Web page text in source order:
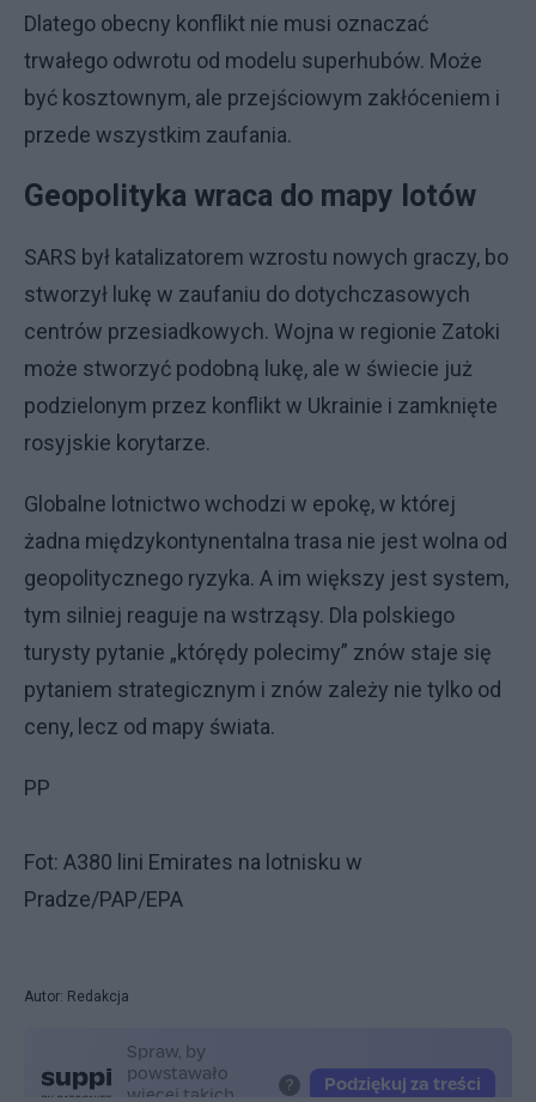
Dlatego obecny konflikt nie musi oznaczać
trwałego odwrotu od modelu superhubów. Może
być kosztownym, ale przejściowym zakłóceniem i
przede wszystkim zaufania.
Geopolityka wraca do mapy lotów
SARS był katalizatorem wzrostu nowych graczy, bo
stworzył lukę w zaufaniu do dotychczasowych
centrów przesiadkowych. Wojna w regionie Zatoki
może stworzyć podobną lukę, ale w świecie już
podzielonym przez konflikt w Ukrainie i zamknięte
rosyjskie korytarze.
Globalne lotnictwo wchodzi w epokę, w której
żadna międzykontynentalna trasa nie jest wolna od
geopolitycznego ryzyka. A im większy jest system,
tym silniej reaguje na wstrząsy. Dla polskiego
turysty pytanie „którędy polecimy” znów staje się
pytaniem strategicznym i znów zależy nie tylko od
ceny, lecz od mapy świata.
PP
Fot: A380 lini Emirates na lotnisku w
Pradze/PAP/EPA
Autor: Redakcja